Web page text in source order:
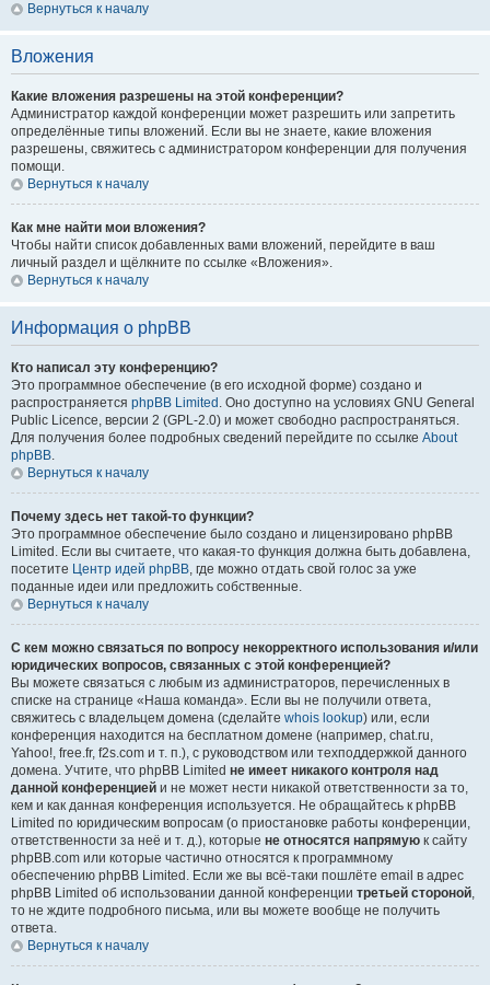
Вернуться к началу
Вложения
Какие вложения разрешены на этой конференции?
Администратор каждой конференции может разрешить или запретить
определённые типы вложений. Если вы не знаете, какие вложения
разрешены, свяжитесь с администратором конференции для получения
помощи.
Вернуться к началу
Как мне найти мои вложения?
Чтобы найти список добавленных вами вложений, перейдите в ваш
личный раздел и щёлкните по ссылке «Вложения».
Вернуться к началу
Информация о phpBB
Кто написал эту конференцию?
Это программное обеспечение (в его исходной форме) создано и
распространяется phpBB Limited . Оно доступно на условиях GNU General
Public Licence, версии 2 (GPL-2.0) и может свободно распространяться.
Для получения более подробных сведений перейдите по ссылке About
phpBB.
Вернуться к началу
Почему здесь нет такой-то функции?
Это программное обеспечение было создано и лицензировано phpBB
Limited. Если вы считаете, что какая-то функция должна быть добавлена,
посетите Центр идей phpBB, где можно отдать свой голос за уже
поданные идеи или предложить собственные.
Вернуться к началу
С кем можно связаться по вопросу некорректного использования и/или
юридических вопросов, связанных с этой конференцией?
Вы можете связаться с любым из администраторов, перечисленных в
списке на странице «Наша команда». Если вы не получили ответа,
свяжитесь с владельцем домена (сделайте whois lookup) или, если
конференция находится на бесплатном домене (например, chat.ru,
Yahoo!, free.fr, f2s.com и т. п.), с руководством или техподдержкой данного
домена. Учтите, что phpBB Limited не имеет никакого контроля над
данной конференцией и не может нести никакой ответственности за то,
кем и как данная конференция используется. Не обращайтесь к phpBB
Limited по юридическим вопросам (о приостановке работы конференции,
ответственности за неё и т. д.), которые не относятся напрямую к сайту
phpBB.com или которые частично относятся к программному
обеспечению phpBB Limited. Если же вы всё-таки пошлёте email в адрес
phpBB Limited об использовании данной конференции третьей стороной,
то не ждите подробного письма, или вы можете вообще не получить
ответа.
Вернуться к началу